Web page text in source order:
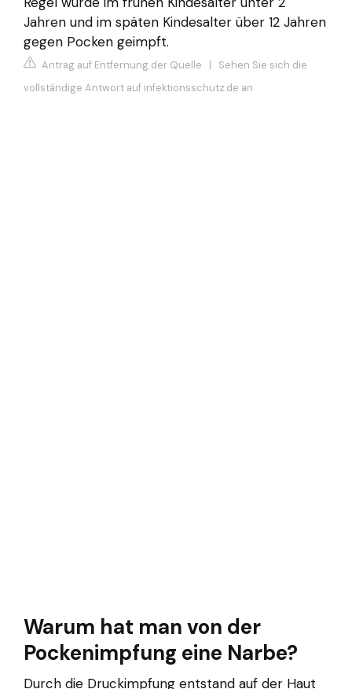
Jahren und im späten Kindesalter über 12 Jahren
gegen Pocken geimpft.
Antrag auf Entfernung der Quelle | Sehen Sie sich die
vollständige Antwort auf infektionsschutz.de an
Warum hat man von der
Pockenimpfung eine Narbe?
Durch die Druckimpfung entstand auf der Haut